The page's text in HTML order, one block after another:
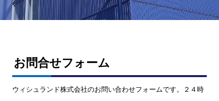
お問合せフォーム
ウィシュランド株式会社のお問い合わせフォームです。２４時